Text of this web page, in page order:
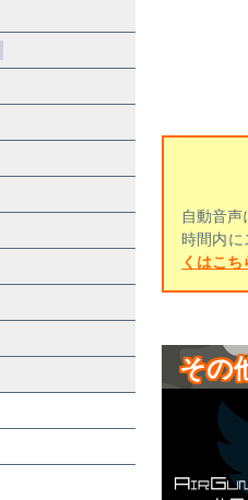
自動音声
時間内に
くはこち
その